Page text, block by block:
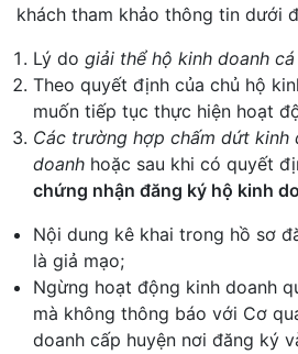
khách tham khảo thông tin dưới
Lý do giải thể hộ kinh doanh
Theo quyết định của chủ hộ
muốn tiếp tục thực hiện hoạt
Các trường hợp chấm dứt kinh
doanh hoặc sau khi có quyết
chứng nhận đăng ký hộ kinh
Nội dung kê khai trong hồ sơ
là giả mạo;
Ngừng hoạt động kinh doanh
mà không thông báo với Cơ
doanh cấp huyện nơi đăng ký